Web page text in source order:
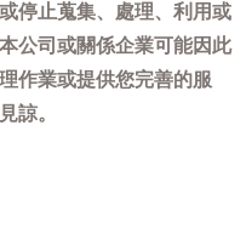
停止蒐集、處理、利用或
公司或關係企業可能因此
作業或提供您完善的服
諒。